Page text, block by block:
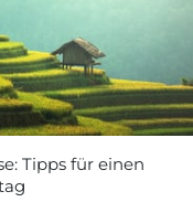
Tipps für einen